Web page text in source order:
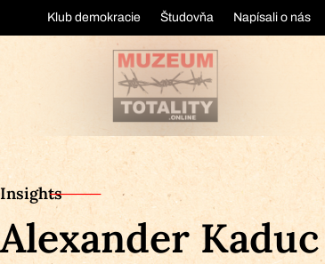
Klub demokracie Študovňa Napísali o nás
Insights
Alexander Kaduc